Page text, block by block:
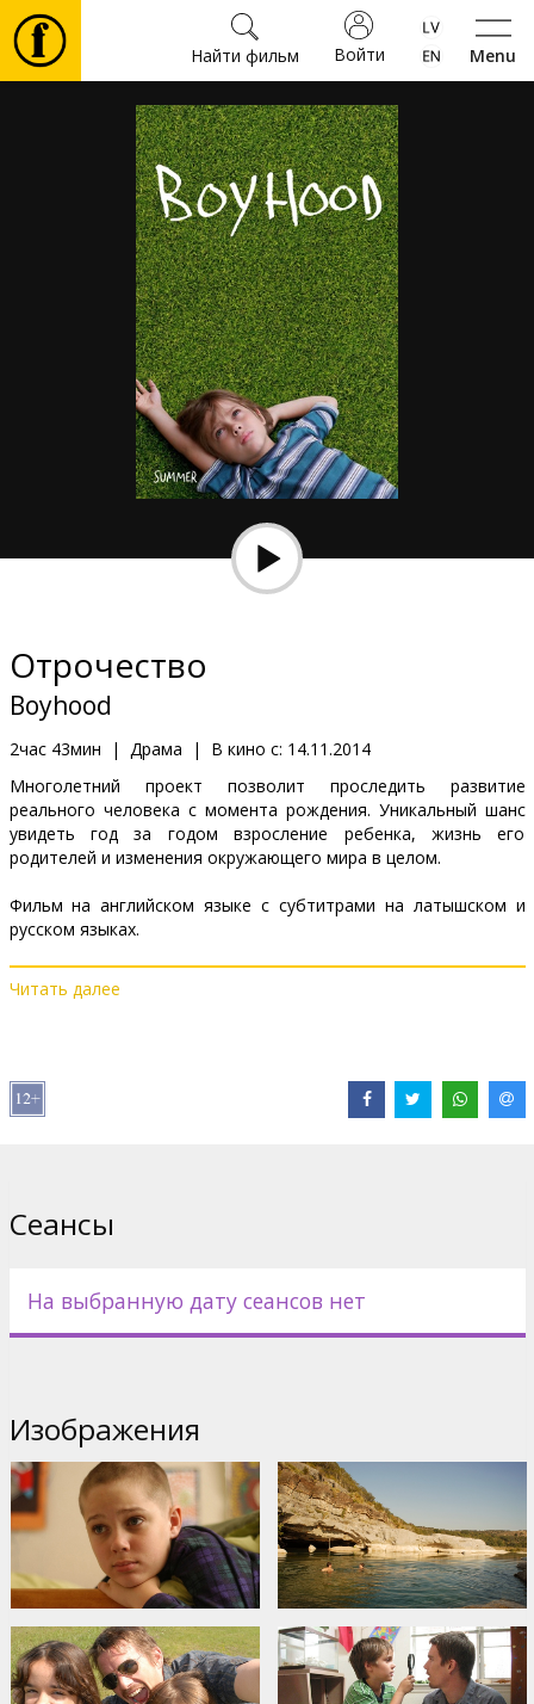
Menu
Войти
Найти фильм
Фильмы
Культура
Мероприятия
Новости
Подарки
Клуб
Отрочество
Boyhood
2час 43мин | Драма | В кино с: 14.11.2014
Многолетний проект позволит проследить развитие
реального человека с момента рождения. Уникальный шанс
увидеть год за годом взросление ребенка, жизнь его
родителей и изменения окружающего мира в целом.
Фильм на английском языке с субтитрами на латышском и
русском языках.
Дистрибьютор:
Linklater
Сайты:
Официальный сайт,Spektrs
Читать далее
Сеансы
На выбранную дату сеансов нет
Изображения